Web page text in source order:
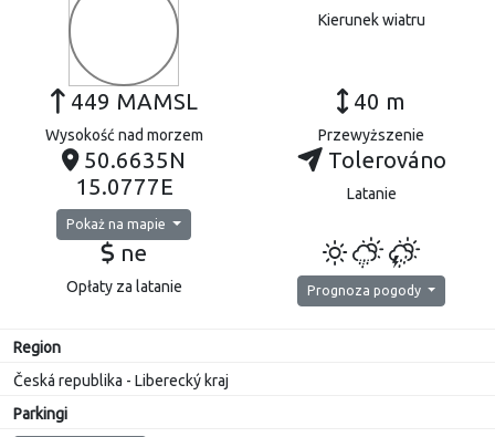
Kierunek wiatru
449 MAMSL
Wysokość nad morzem
40 m
Przewyższenie
50.6635N
15.0777E
Pokaż na mapie
Tolerováno
Latanie
ne
Opłaty za latanie Prognoza pogody
Region
Česká republika - Liberecký kraj
Parkingi